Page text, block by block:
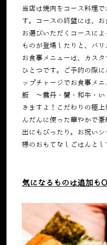
当店は焼肉をコース料理
す。コースの終盤には、お
お選びいただくコースに
ものが登場したりと、バリ
お食事メニューは、カス
ひとつです。ご予約の際
ップチャージでお食事メニ
飯 〜雲丹・蟹・和牛・い
きますよ！こだわりの極
んだんに使った華やかで
出にもぴったり。お祝い
様のおもてなしごはんとし
気になるものは追加も